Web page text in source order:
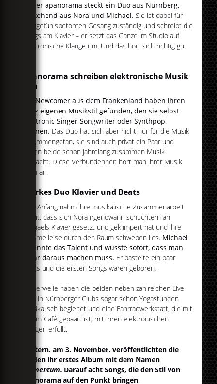
Hinter apanorama steckt ein Duo aus Nürnberg,
bestehend aus Nora und Michael. Sie ist dabei für
den gefühlsbetonten Gesang zuständig und schreibt die
Songs am Klavier – er setzt das Ganze im Studio auf
elektronische Klänge um. Und das hört sich richtig gut
apanorama schreiben elektronische Musik
neu
Die Newcomer aus dem Frankenland haben ihren
ganz eigenen Musikstil gefunden, den sie selbst
Electronic Singer-Songwriter oder Synthpop
nennen. Das Duo hat sich aber nicht nur für die Musik
zusammengetan, sie sind auch privat ein Paar und
haben beide schon jahrelang zusammen Musik
gemacht. Diese Verbundenheit hört man ihrer Musik
auch an.
Starkes Duo Klavier und Beats
Den Anfang nahm ihre musikalische Zusammenarbeit
damit, dass sich Nora irgendwann schüchtern an
Michaels Klavier gesetzt und geklimpert hat und ihre
Stimme leise durch den Raum schweben lies. Michael
erkannte das Talent und wusste sofort, dass man
mehr daraus machen muss. Er bastelte ein paar
Beats und die ersten Songs waren geboren.
Mittlerweile haben die beiden neben zahlreichen Live-
Gigs in Nürnberger Clubs sogar schon Yogastunden
musikalisch begleitet und eine Fahrradwerkstatt, die mit
einem Café gepaart ist, mit ihren elektronischen
Klängen erfüllt.
Gestern, am 3. November, veröffentlichten die
beiden ihr erstes Album mit dem Namen
momentum. Darauf acht Songs, die den Stil von
apanorama auf den Punkt bringen.